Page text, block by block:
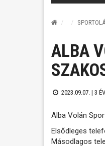
ALBA
2023.09.07. | 3
Alba Volán
Elsődleges
Másodlagos